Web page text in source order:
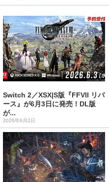
Switch 2／XSX|S版『FFVII リバ
ース』が6月3日に発売！DL版
が...
2026年6月2日